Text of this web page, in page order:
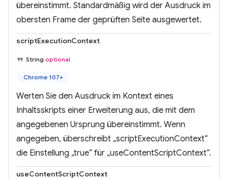
übereinstimmt. Standardmäßig wird der Ausdruck im
obersten Frame der geprüften Seite ausgewertet.
scriptExecutionContext
String optional
Chrome 107+
Werten Sie den Ausdruck im Kontext eines
Inhaltsskripts einer Erweiterung aus, die mit dem
angegebenen Ursprung übereinstimmt. Wenn
angegeben, überschreibt „scriptExecutionContext“
die Einstellung „true“ für „useContentScriptContext“.
useContentScriptContext